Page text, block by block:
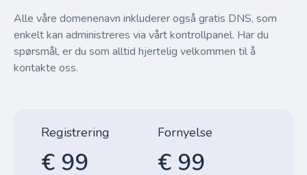
Alle våre domenenavn inkluderer også gratis DNS, som
enkelt kan administreres via vårt kontrollpanel. Har du
spørsmål, er du som alltid hjertelig velkommen til å
kontakte oss.
Registrering
€ 99
Fornyelse
€ 99